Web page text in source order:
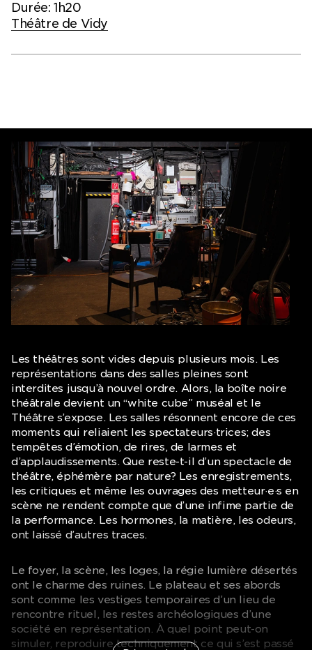
Durée: 1h20
Théâtre de Vidy
Les théâtres sont vides depuis plusieurs mois. Les
représentations dans des salles pleines sont
interdites jusqu’à nouvel ordre. Alors, la boîte noire
théâtrale devient un “white cube” muséal et le
Théâtre s’expose. Les salles résonnent encore de ces
moments qui reliaient les spectateurs·trices; des
tempêtes d’émotion, de rires, de larmes et
d’applaudissements. Que reste-t-il d’un spectacle de
théâtre, éphémère par nature? Les enregistrements,
les critiques et même les ouvrages des metteur·e·s en
scène ne rendent compte que d’une infime partie de
la performance. Les hormones, la matière, les odeurs,
ont laissé d’autres traces.
Le foyer, la scène, les loges, la régie lumière désertés
ont le charme des ruines. Le plateau et ses abords
sont comme les vestiges temporaires d’un lieu de
rencontre rituel, les restes archéologiques d’une
société en représentation. À quel point peut-on
simuler, reproduire techniquement ce qui s’est passé